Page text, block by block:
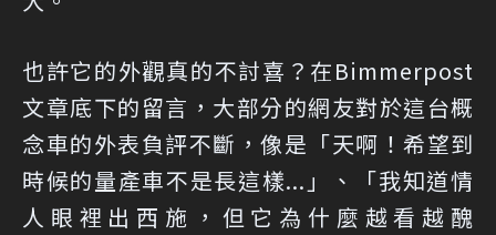
也許它的外觀真的不討喜？在Bimmerpost
文章底下的留言，大部分的網友對於這台概
念車的外表負評不斷，像是「天啊！希望到
時候的量產車不是長這樣...」、「我知道情
人眼裡出西施，但它為什麼越看越醜